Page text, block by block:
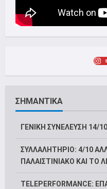
ΣΗΜΑΝΤΙΚΑ
ΓΕΝΙΚΗ ΣΥΝΕΛΕΥΣΗ 14/10
ΣΥΛΛΑΛΗΤΗΡΙΟ: 4/10
ΠΑΛΑΙΣΤΙΝΙΑΚΟ ΚΑΙ ΤΟ
TELEPERFORMANCE: